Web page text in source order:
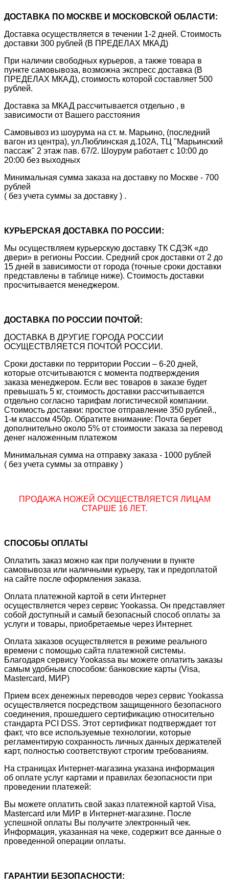
ДОСТАВКА ПО МОСКВЕ И МОСКОВСКОЙ ОБЛАСТИ:
Доставка осуществляется в течении 1-2 дней. Стоимость
доставки 300 рублей (В ПРЕДЕЛАХ МКАД)
При наличии свободных курьеров, а также товара в
пункте самовывоза, возможна экспресс доставка (В
ПРЕДЕЛАХ МКАД), стоимость которой составляет 500
рублей.
Доставка за МКАД рассчитывается отдельно , в
зависимости от Вашего расстояния
Самовывоз из шоурума на ст. м. Марьино, (последний
вагон из центра), ул.Люблинская д.102А, ТЦ "Марьинский
пассаж" 2 этаж пав. 67/2. Шоурум работает с 10:00 до
20:00 без выходных
Минимальная сумма заказа на доставку по Москве - 700
рублей
( без учета суммы за доставку ) .
КУРЬЕРСКАЯ ДОСТАВКА ПО РОССИИ:
Мы осуществляем курьерскую доставку ТК СДЭК «до
двери» в регионы России. Средний срок доставки от 2 до
15 дней в зависимости от города (точные сроки доставки
представлены в таблице ниже). Стоимость доставки
просчитывается менеджером.
ДОСТАВКА ПО РОССИИ ПОЧТОЙ:
ДОСТАВКА В ДРУГИЕ ГОРОДА РОССИИ
ОСУЩЕСТВЛЯЕТСЯ ПОЧТОЙ РОССИИ.
Сроки доставки по территории России – 6-20 дней,
которые отсчитываются с момента подтверждения
заказа менеджером. Если вес товаров в заказе будет
превышать 5 кг, стоимость доставки рассчитывается
отдельно согласно тарифам логистической компании.
Стоимость доставки: простое отправление 350 рублей.,
1-м классом 450р. Обратите внимание: Почта берет
дополнительно около 5% от стоимости заказа за перевод
денег наложенным платежом
Минимальная сумма на отправку заказа - 1000 рублей
( без учета суммы за отправку )
ПРОДАЖА НОЖЕЙ ОСУЩЕСТВЛЯЕТСЯ ЛИЦАМ
СТАРШЕ 16 ЛЕТ.
СПОСОБЫ ОПЛАТЫ
Оплатить заказ можно как при получении в пункте
самовывоза или наличными курьеру, так и предоплатой
на сайте после оформления заказа.
Оплата платежной картой в сети Интернет
осуществляется через сервис Yookassa. Он представляет
собой доступный и самый безопасный способ оплаты за
услуги и товары, приобретаемые через Интернет.
Оплата заказов осуществляется в режиме реального
времени с помощью сайта платежной системы.
Благодаря сервису Yookassa вы можете оплатить заказы
самым удобным способом: банковские карты (Visa,
Mastercard, МИР)
Прием всех денежных переводов через сервис Yookassa
осуществляется посредством защищенного безопасного
соединения, прошедшего сертификацию относительно
стандарта PCI DSS. Этот сертификат подтверждает тот
факт, что все используемые технологии, которые
регламентирую сохранность личных данных держателей
карт, полностью соответствуют строгим требованиям.
На страницах Интернет-магазина указана информация
об оплате услуг картами и правилах безопасности при
проведении платежей:
Вы можете оплатить свой заказ платежной картой Visa,
Mastercard или МИР в Интернет-магазине. После
успешной оплаты Вы получите электронный чек.
Информация, указанная на чеке, содержит все данные о
проведенной операции оплаты.
ГАРАНТИИ БЕЗОПАСНОСТИ: